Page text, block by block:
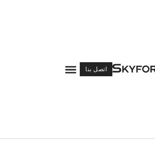
اتصل بنا
قائمة
الطعام